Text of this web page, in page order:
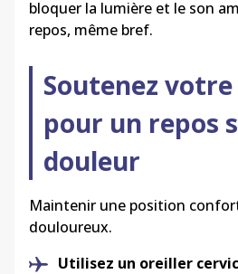
bloquer la lumière et le son
repos, même bref.
Soutenez
pour un repos
douleur
Maintenir une position
douloureux.
Utilisez un oreiller